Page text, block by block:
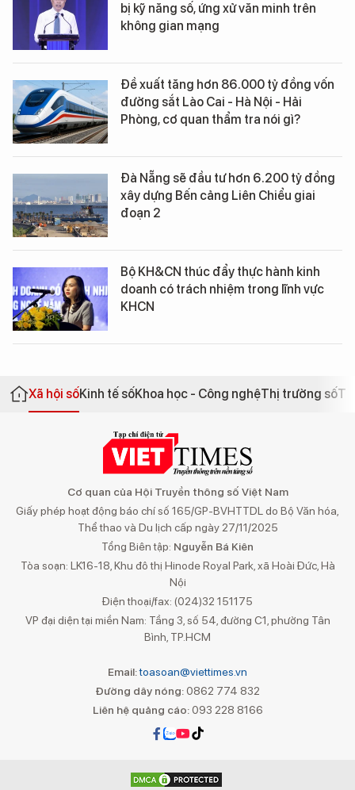
bị kỹ năng số, ứng xử văn minh trên
không gian mạng
Đề xuất tăng hơn 86.000 tỷ đồng vốn
đường sắt Lào Cai - Hà Nội - Hải
Phòng, cơ quan thẩm tra nói gì?
Đà Nẵng sẽ đầu tư hơn 6.200 tỷ đồng
xây dựng Bến cảng Liên Chiểu giai
đoạn 2
Bộ KH&CN thúc đẩy thực hành kinh
doanh có trách nhiệm trong lĩnh vực
KHCN
Xã hội sốKinh tế sốKhoa học - Công nghệThị trường số
Cơ quan của Hội Truyền thông số Việt Nam
Giấy phép hoạt động báo chí số 165/GP-BVHTTDL do Bộ Văn hóa,
Thể thao và Du lịch cấp ngày 27/11/2025
Tổng Biên tập: Nguyễn Bá Kiên
Tòa soạn: LK16-18, Khu đô thị Hinode Royal Park, xã Hoài Đức, Hà
Nội
Điện thoại/fax: (024)32 151175
VP đại diện tại miền Nam: Tầng 3, số 54, đường C1, phường Tân
Bình, TP.HCM
Email:toasoan@viettimes.vn
Đường dây nóng: 0862 774 832
Liên hệ quảng cáo:093 228 8166